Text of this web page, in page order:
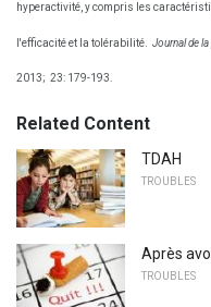
hyperactivité, y compris les
l'efficacité et la tolérabilité. Journal de
2013; 23: 179-193.
Related Content
TDAH
TROUBLES
Après
TROUBLES